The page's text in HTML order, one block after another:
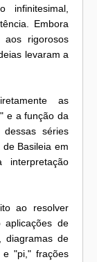
infinitesimal,
Embora
rigorosos
levaram a
as
e a função da
séries
Basileia em
ao resolver
aplicações de
diagramas de
e "pi," frações